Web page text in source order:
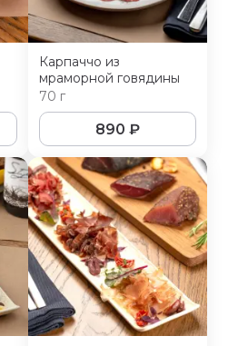
Карпаччо из
мраморной говядины
70 г
890 ₽